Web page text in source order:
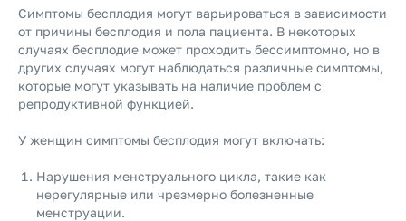
Симптомы бесплодия могут варьироваться в зависимости
от причины бесплодия и пола пациента. В некоторых
случаях бесплодие может проходить бессимптомно, но в
других случаях могут наблюдаться различные симптомы,
которые могут указывать на наличие проблем с
репродуктивной функцией.
У женщин симптомы бесплодия могут включать:
Нарушения менструального цикла, такие как
нерегулярные или чрезмерно болезненные
менструации.